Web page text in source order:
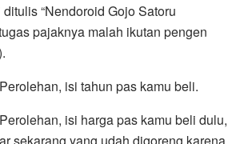
“Nendoroid Gojo Satoru
pajaknya malah ikutan pengen
isi tahun pas kamu beli.
isi harga pas kamu beli dulu,
sekarang yang udah digoreng karena